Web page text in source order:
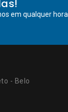
em qualquer hora.
- Belo